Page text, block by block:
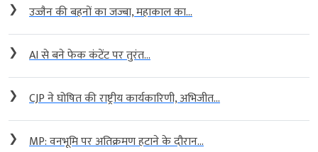
❯ उज्जैन की बहनों का जज्बा, महाकाल का...
❯ AI से बने फेक कंटेंट पर तुरंत...
❯ CJP ने घोषित की राष्ट्रीय कार्यकारिणी, अभिजीत...
❯ MP: वनभूमि पर अतिक्रमण हटाने के दौरान...